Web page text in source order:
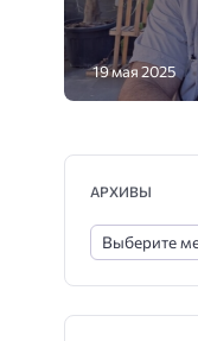
19 мая 2025
АРХИВЫ